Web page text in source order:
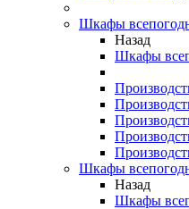
Шкафы
Назад
Шкафы
Шкафы
Назад
Шкафы